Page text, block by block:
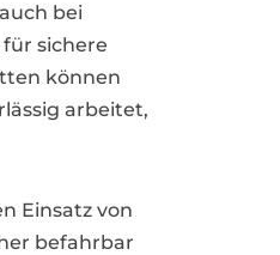
bei
sichere
können
arbeitet,
Einsatz von
befahrbar